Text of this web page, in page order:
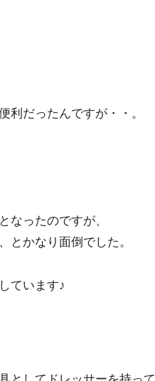
だったんですが・・。
ったのですが、
かなり面倒でした。
ています♪